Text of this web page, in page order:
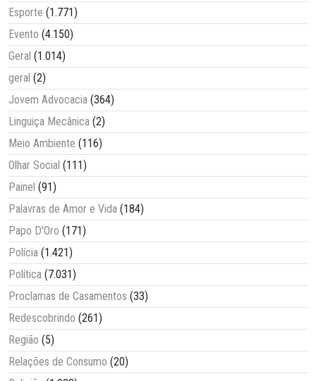
Esporte (1.771)
Evento (4.150)
Geral (1.014)
geral (2)
Jovem Advocacia (364)
Linguiça Mecânica (2)
Meio Ambiente (116)
Olhar Social (111)
Painel (91)
Palavras de Amor e Vida (184)
Papo D'Oro (171)
Polícia (1.421)
Política (7.031)
Proclamas de Casamentos (33)
Redescobrindo (261)
Região (5)
Relações de Consumo (20)